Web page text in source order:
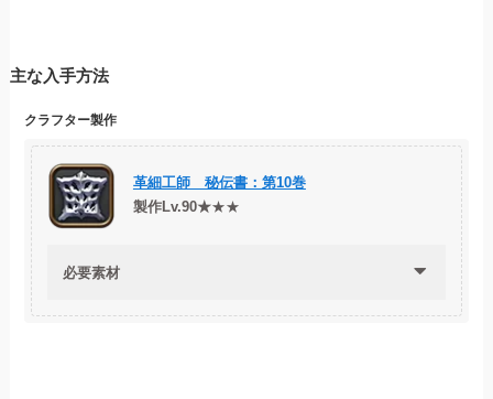
主な入手方法
クラフター製作
革細工師 秘伝書：第10巻
製作Lv.90★★★
必要素材